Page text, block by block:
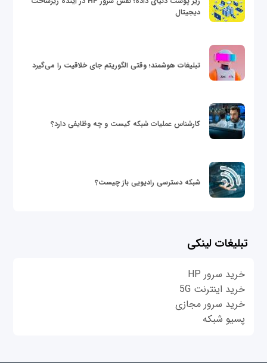
دیجیتال
تبلیغات هوشمند؛ وقتی الگوریتم جای خلاقیت را می‌گیرد
کارشناس عملیات شبکه کیست و چه وظایفی دارد؟
شبکه دسترسی رادیویی باز چیست؟
تبلیغات لینکی
خرید سرور HP
خرید اینترنت 5G
خرید سرور مجازی
پسیو شبکه